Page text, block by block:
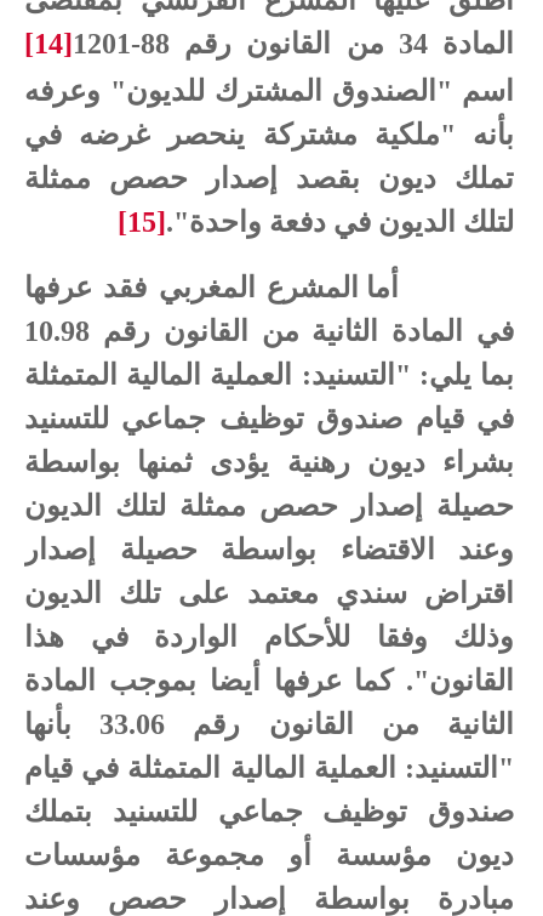
المادة 34 من القانون رقم 88-1201
[14]
اسم "الصندوق المشترك للديون" وعرفه
بأنه "ملكية مشتركة ينحصر غرضه في
تملك ديون بقصد إصدار حصص ممثلة
لتلك الديون في دفعة واحدة".[15]
أما المشرع المغربي فقد عرفها
في المادة الثانية من القانون رقم 10.98
بما يلي: "التسنيد: العملية المالية المتمثلة
في قيام صندوق توظيف جماعي للتسنيد
بشراء ديون رهنية يؤدى ثمنها بواسطة
حصيلة إصدار حصص ممثلة لتلك الديون
وعند الاقتضاء بواسطة حصيلة إصدار
اقتراض سندي معتمد على تلك الديون
وذلك وفقا للأحكام الواردة في هذا
القانون". كما عرفها أيضا بموجب المادة
الثانية من القانون رقم 33.06 بأنها
"التسنيد: العملية المالية المتمثلة في قيام
صندوق توظيف جماعي للتسنيد بتملك
ديون مؤسسة أو مجموعة مؤسسات
مبادرة بواسطة إصدار حصص وعند